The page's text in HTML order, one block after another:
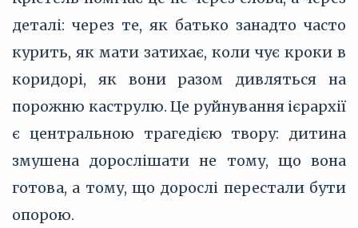
деталі: через те, як батько занадто часто
курить, як мати затихає, коли чує кроки в
коридорі, як вони разом дивляться на
порожню каструлю. Це руйнування ієрархії
є центральною трагедією твору: дитина
змушена дорослішати не тому, що вона
готова, а тому, що дорослі перестали бути
опорою.